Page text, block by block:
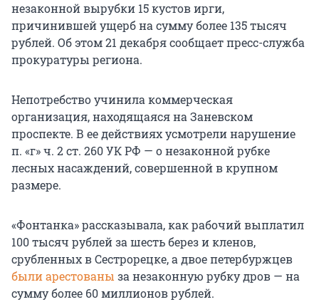
незаконной вырубки 15 кустов ирги,
причинившей ущерб на сумму более 135 тысяч
рублей. Об этом 21 декабря сообщает пресс-служба
прокуратуры региона.
Непотребство учинила коммерческая
организация, находящаяся на Заневском
проспекте. В ее действиях усмотрели нарушение
п. «г» ч. 2 ст. 260 УК РФ — о незаконной рубке
лесных насаждений, совершенной в крупном
размере.
«Фонтанка» рассказывала, как рабочий выплатил
100 тысяч рублей за шесть берез и кленов,
срубленных в Сестрорецке, а двое петербуржцев
были арестованы за незаконную рубку дров — на
сумму более 60 миллионов рублей.